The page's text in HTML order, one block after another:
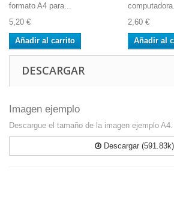
formato A4 para...
5,20 €
Añadir al carrito
computadora.
2,60 €
Añadir al
DESCARGAR
Imagen ejemplo
Descargue el tamaño de la imagen ejemplo A4.
Descargar (591.83k)